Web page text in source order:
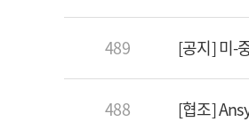
489 [공지] 미-
488 [협조]